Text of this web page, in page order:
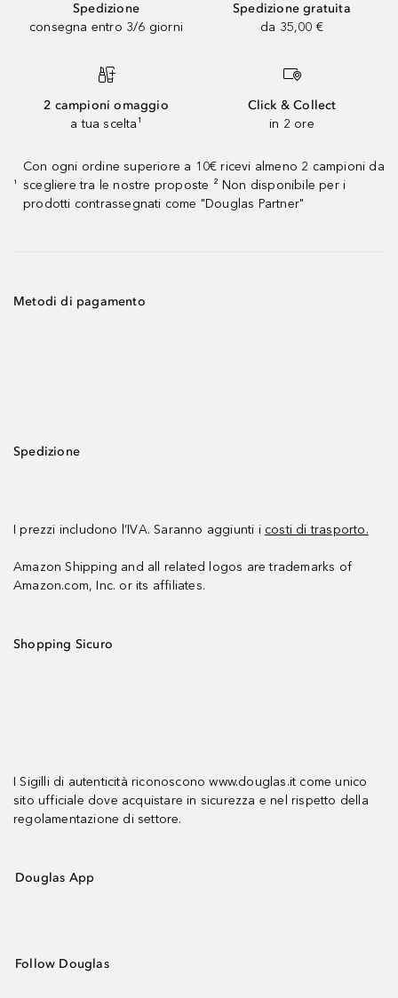
Spedizione
consegna entro 3/6 giorni
Spedizione gratuita
da 35,00 €
2 campioni omaggio
a tua scelta¹
Click & Collect
in 2 ore
¹
Con ogni ordine superiore a 10€ ricevi almeno 2 campioni da
scegliere tra le nostre proposte ² Non disponibile per i
prodotti contrassegnati come "Douglas Partner"
Metodi di pagamento
Spedizione
I prezzi includono l’IVA. Saranno aggiunti i costi di trasporto.
Amazon Shipping and all related logos are trademarks of
Amazon.com, Inc. or its affiliates.
Shopping Sicuro
I Sigilli di autenticità riconoscono www.douglas.it come unico
sito ufficiale dove acquistare in sicurezza e nel rispetto della
regolamentazione di settore.
Douglas App
Follow Douglas